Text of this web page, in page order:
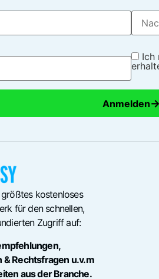
Ich
Anmelden→
kostenloses
für den schnellen,
Zugriff auf:
Rechtsfragen u.v.m
aus der Branche.